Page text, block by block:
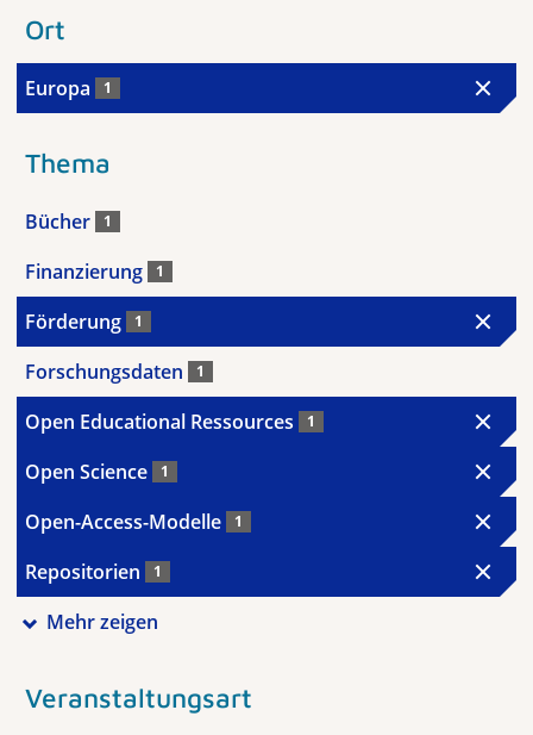
Ort
Europa 1
Thema
Bücher 1
Finanzierung 1
Förderung 1
Forschungsdaten 1
Open Educational Ressources 1
Open Science 1
Open-Access-Modelle 1
Repositorien 1
Mehr zeigen
Veranstaltungsart